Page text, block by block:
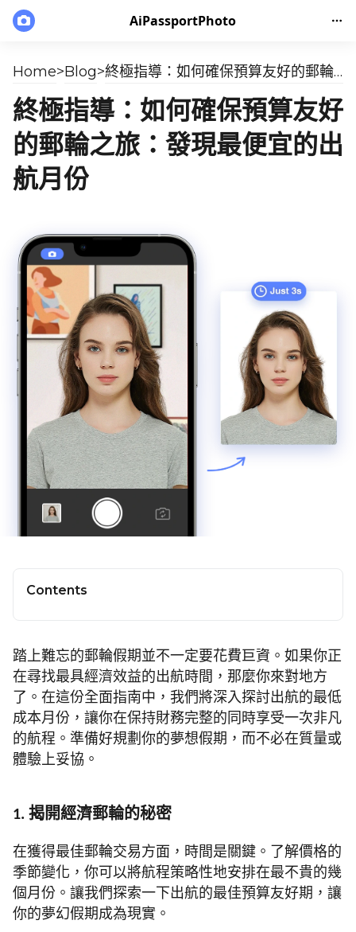
AiPassportPhoto
Home>Blog> 終極指導：如何確保預算友好的郵輪之旅：發現最便宜的出航月份
終極指導：如何確保預算友好
的郵輪之旅：發現最便宜的出
航月份
Contents
踏上難忘的郵輪假期並不一定要花費巨資。如果你正
在尋找最具經濟效益的出航時間，那麼你來對地方
了。在這份全面指南中，我們將深入探討出航的最低
成本月份，讓你在保持財務完整的同時享受一次非凡
的航程。準備好規劃你的夢想假期，而不必在質量或
體驗上妥協。
1. 揭開經濟郵輪的秘密
在獲得最佳郵輪交易方面，時間是關鍵。了解價格的
季節變化，你可以將航程策略性地安排在最不貴的幾
個月份。讓我們探索一下出航的最佳預算友好期，讓
你的夢幻假期成為現實。